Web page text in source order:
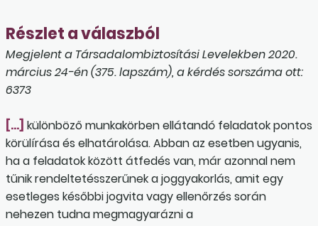
Részlet a válaszból
Megjelent a Társadalombiztosítási Levelekben 2020.
március 24-én (375. lapszám), a kérdés sorszáma ott:
6373
[…] különböző munkakörben ellátandó feladatok pontos
körülírása és elhatárolása. Abban az esetben ugyanis,
ha a feladatok között átfedés van, már azonnal nem
tűnik rendeltetésszerűnek a joggyakorlás, amit egy
esetleges későbbi jogvita vagy ellenőrzés során
nehezen tudna megmagyarázni a